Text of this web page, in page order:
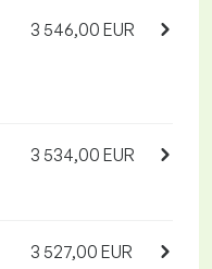
3 546,00 EUR
3 534,00 EUR
3 527,00 EUR